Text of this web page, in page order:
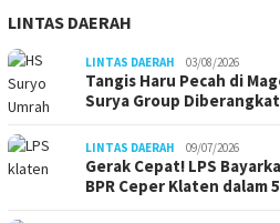
LINTAS DAERAH
LINTAS DAERAH 03/08/2026
Tangis Haru Pecah di
Surya Group
LINTAS DAERAH 09/07/2026
Gerak Cepat! LPS
BPR Ceper Klaten dalam